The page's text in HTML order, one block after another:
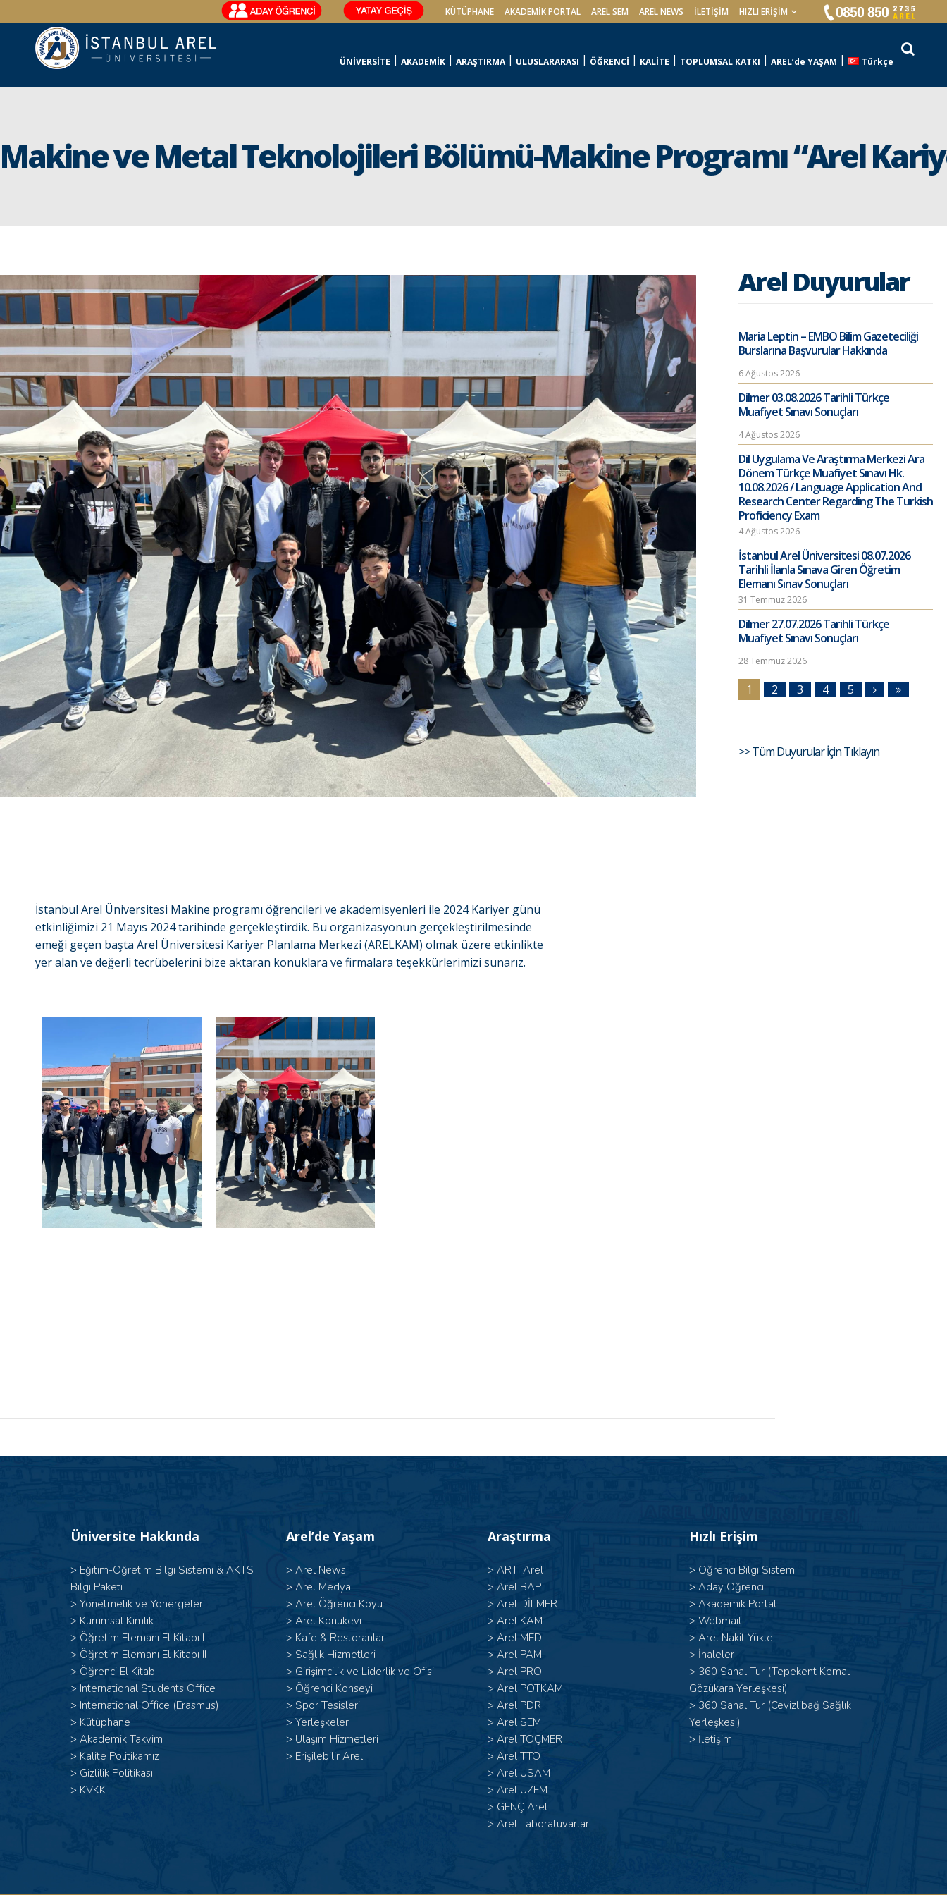
KÜTÜPHANE AKADEMİK PORTAL AREL SEM AREL NEWS İLETIŞIM HIZLI ERİŞİM
ÜNİVERSİTE AKADEMİK ARAŞTIRMA ULUSLARARASI ÖĞRENCİ KALİTE TOPLUMSAL KATKI AREL’de YAŞAM Türkçe
Makine ve Metal Teknolojileri Bölümü-Makine Programı “Arel
İstanbul Arel Üniversitesi Makine programı öğrencileri ve akademisyenleri ile 2024 Kariyer günü
etkinliğimizi 21 Mayıs 2024 tarihinde gerçekleştirdik. Bu organizasyonun gerçekleştirilmesinde
emeği geçen başta Arel Üniversitesi Kariyer Planlama Merkezi (ARELKAM) olmak üzere etkinlikte
yer alan ve değerli tecrübelerini bize aktaran konuklara ve firmalara teşekkürlerimizi sunarız.
Arel Duyurular
Maria Leptin – EMBO Bilim Gazeteciliği
Burslarına Başvurular Hakkında
6 Ağustos 2026
Dilmer 03.08.2026 Tarihli Türkçe
Muafiyet Sınavı Sonuçları
4 Ağustos 2026
Dil Uygulama Ve Araştırma Merkezi Ara
Dönem Türkçe Muafiyet Sınavı Hk.
10.08.2026 / Language Application And
Research Center Regarding The Turkish
Proficiency Exam
4 Ağustos 2026
İstanbul Arel Üniversitesi 08.07.2026
Tarihli İlanla Sınava Giren Öğretim
Elemanı Sınav Sonuçları
31 Temmuz 2026
Dilmer 27.07.2026 Tarihli Türkçe
Muafiyet Sınavı Sonuçları
28 Temmuz 2026
1 2 3 4 5
>> Tüm Duyurular İçin Tıklayın
Üniversite Hakkında
> Eğitim-Öğretim Bilgi Sistemi & AKTS
Bilgi Paketi
> Yönetmelik ve Yönergeler
> Kurumsal Kimlik
> Öğretim Elemanı El Kitabı I
> Öğretim Elemanı El Kitabı II
> Öğrenci El Kitabı
> International Students Office
> International Office (Erasmus)
> Kütüphane
> Akademik Takvim
> Kalite Politikamız
> Gizlilik Politikası
> KVKK
Arel’de Yaşam
> Arel News
> Arel Medya
> Arel Öğrenci Köyü
> Arel Konukevi
> Kafe & Restoranlar
> Sağlık Hizmetleri
> Girişimcilik ve Liderlik ve Ofisi
> Öğrenci Konseyi
> Spor Tesisleri
> Yerleşkeler
> Ulaşım Hizmetleri
> Erişilebilir Arel
Araştırma
> ARTI Arel
> Arel BAP
> Arel DİLMER
> Arel KAM
> Arel MED-I
> Arel PAM
> Arel PRO
> Arel POTKAM
> Arel PDR
> Arel SEM
> Arel TOÇMER
> Arel TTO
> Arel USAM
> Arel UZEM
> GENÇ Arel
> Arel Laboratuvarları
Hızlı Erişim
> Öğrenci Bilgi Sistemi
> Aday Öğrenci
> Akademik Portal
> Webmail
> Arel Nakit Yükle
> İhaleler
> 360 Sanal Tur (Tepekent Kemal
Gözükara Yerleşkesi)
> 360 Sanal Tur (Cevizlibağ Sağlık
Yerleşkesi)
> İletişim